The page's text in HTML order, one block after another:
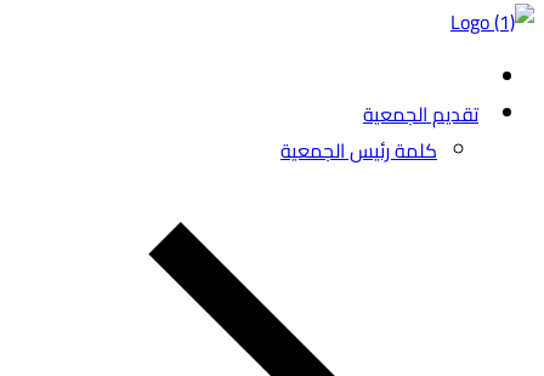
تقديم الجمعية
كلمة رئيس الجمعية